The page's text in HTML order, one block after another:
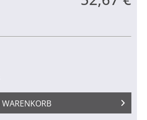
WARENKORB